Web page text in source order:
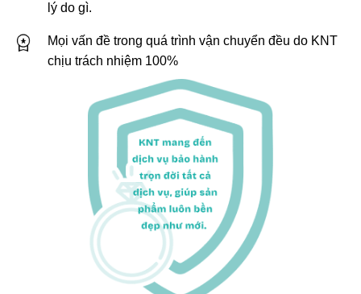
lý do gì.
Mọi vấn đề trong quá trình vận chuyển đều do KNT
chịu trách nhiệm 100%